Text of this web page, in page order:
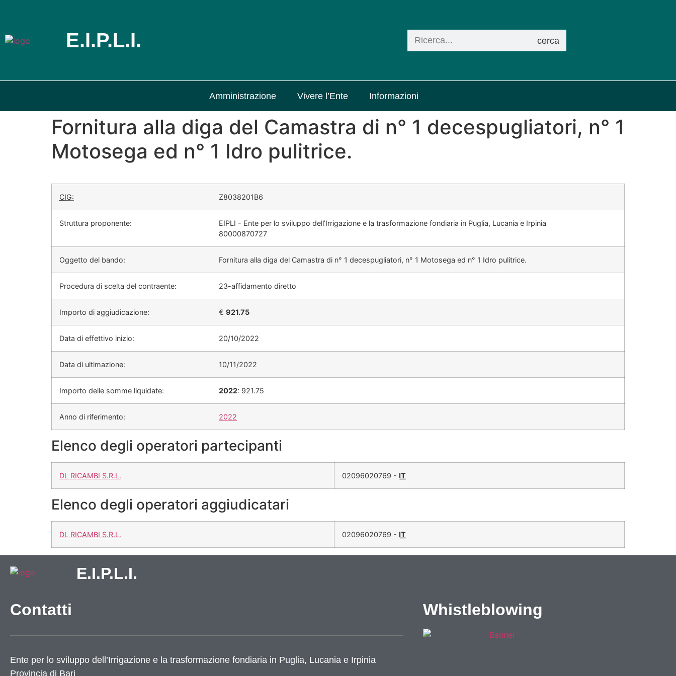
E.I.P.L.I. cerca
Amministrazione Vivere l’Ente Informazioni
Fornitura alla diga del Camastra di n° 1 decespugliatori, n° 1
Motosega ed n° 1 Idro pulitrice.
CIG: Z8038201B6
Struttura proponente:
EIPLI - Ente per lo sviluppo dell’Irrigazione e la trasformazione fondiaria in Puglia, Lucania e Irpinia
80000870727
Oggetto del bando: Fornitura alla diga del Camastra di n° 1 decespugliatori, n° 1 Motosega ed n° 1 Idro pulitrice.
Procedura di scelta del contraente: 23-affidamento diretto
Importo di aggiudicazione: € 921.75
Data di effettivo inizio: 20/10/2022
Data di ultimazione: 10/11/2022
Importo delle somme liquidate: 2022: 921.75
Anno di riferimento: 2022
Elenco degli operatori partecipanti
DL RICAMBI S.R.L. 02096020769 - IT
Elenco degli operatori aggiudicatari
DL RICAMBI S.R.L. 02096020769 - IT
E.I.P.L.I.
Contatti
Ente per lo sviluppo dell’Irrigazione e la trasformazione fondiaria in Puglia, Lucania e Irpinia
Provincia di Bari
Whistleblowing